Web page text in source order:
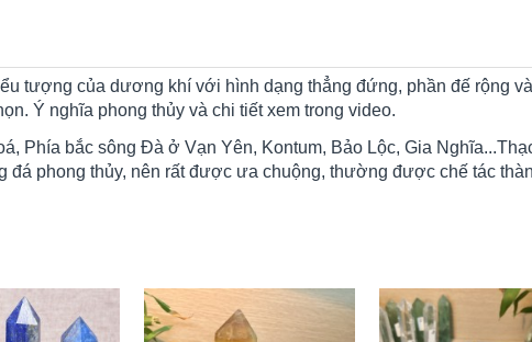
tượng của dương khí với hình dạng thẳng đứng, phần đế rộng
Ý nghĩa phong thủy và chi tiết xem trong video.
Phía bắc sông Đà ở Vạn Yên, Kontum, Bảo Lộc, Gia
đá phong thủy, nên rất được ưa chuộng, thường được chế tác